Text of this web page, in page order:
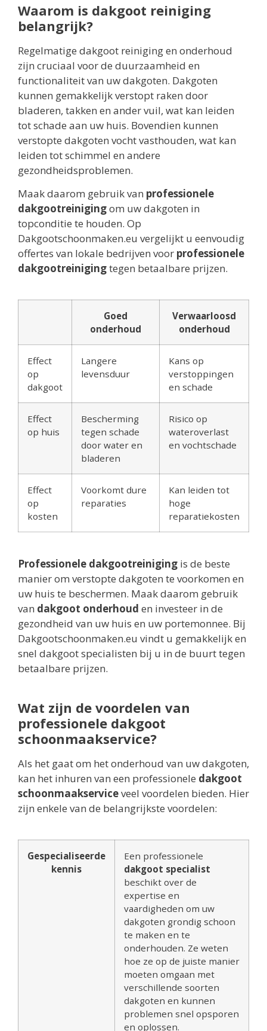
Waarom is dakgoot reiniging
belangrijk?
Regelmatige dakgoot reiniging en onderhoud
zijn cruciaal voor de duurzaamheid en
functionaliteit van uw dakgoten. Dakgoten
kunnen gemakkelijk verstopt raken door
bladeren, takken en ander vuil, wat kan leiden
tot schade aan uw huis. Bovendien kunnen
verstopte dakgoten vocht vasthouden, wat kan
leiden tot schimmel en andere
gezondheidsproblemen.
Maak daarom gebruik van professionele
dakgootreinigingom uw dakgoten in
topconditie te houden. Op
Dakgootschoonmaken.eu vergelijkt u eenvoudig
offertes van lokale bedrijven voor professionele
dakgootreinigingtegen betaalbare prijzen.
Goed
onderhoud
Verwaarloosd
onderhoud
Effect
op
dakgoot
Langere
levensduur
Kans op
verstoppingen
en schade
Effect
op huis
Bescherming
tegen schade
door water en
bladeren
Risico op
wateroverlast
en vochtschade
Effect
op
kosten
Voorkomt dure
reparaties
Kan leiden tot
hoge
reparatiekosten
Professionele dakgootreiniging is de beste
manier om verstopte dakgoten te voorkomen en
uw huis te beschermen. Maak daarom gebruik
van dakgoot onderhoud en investeer in de
gezondheid van uw huis en uw portemonnee. Bij
Dakgootschoonmaken.eu vindt u gemakkelijk en
snel dakgoot specialisten bij u in de buurt tegen
betaalbare prijzen.
Wat zijn de voordelen van
professionele dakgoot
schoonmaakservice?
Als het gaat om het onderhoud van uw dakgoten,
kan het inhuren van een professionele dakgoot
schoonmaakserviceveel voordelen bieden. Hier
zijn enkele van de belangrijkste voordelen:
Gespecialiseerde
kennis
Een professionele
dakgoot specialist
beschikt over de
expertise en
vaardigheden om uw
dakgoten grondig schoon
te maken en te
onderhouden. Ze weten
hoe ze op de juiste manier
moeten omgaan met
verschillende soorten
dakgoten en kunnen
problemen snel opsporen
en oplossen.